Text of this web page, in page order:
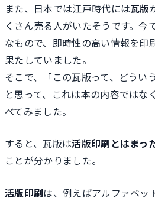
また、日本では江戸時代には瓦版
くさん売る人がいたそうです。今
なもので、即時性の高い情報を印
果たしていました。
そこで、「この瓦版って、どうい
と思って、これは本の内容ではな
べてみました。
すると、瓦版は活版印刷とはまっ
ことが分かりました。
活版印刷は、例えばアルファベッ